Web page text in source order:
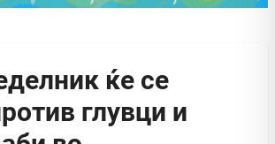
ќе се
глувци и